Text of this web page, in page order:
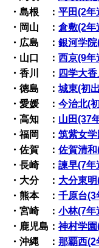
・島根 ：平田(2年
・岡山 ：倉敷(2年
・広島 ：銀河学
・山口 ：西京(9年
・香川 ： 四学大
・徳島 ：城東(初
・愛媛 ：今治北(
・高知 ： 山田(37
・福岡 ：筑紫女
・佐賀 ：佐賀清
・長崎 ：諫早(7年
・大分 ： 大分東
・熊本 ：千原台(3
・宮崎 ：小林(7年
・鹿児島：神村学
・沖縄 ：那覇西(2